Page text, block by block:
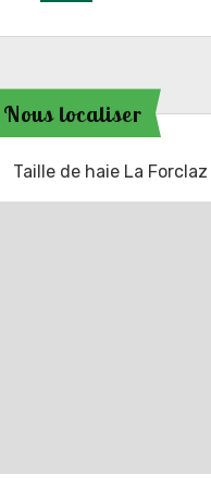
Nous localiser
Taille de haie La Forclaz